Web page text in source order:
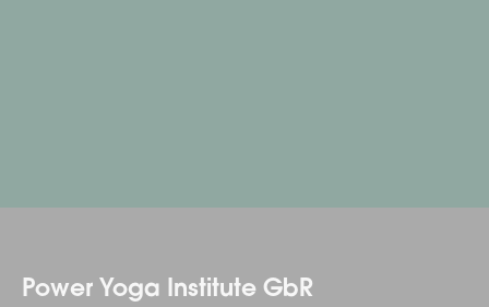
Power Yoga Institute GbR